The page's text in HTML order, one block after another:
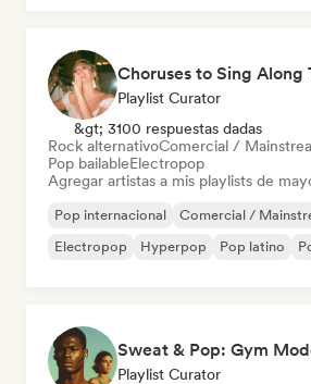
Choruses to Sing Along
Playlist Curator
&gt; 3100 respuestas dadas
Rock alternativoComercial /
Pop bailableElectropop
Agregar artistas a mis playlists de
Pop internacional Comercial /
Electropop
Hyperpop Pop latino
Sweat & Pop: Gym
Playlist Curator